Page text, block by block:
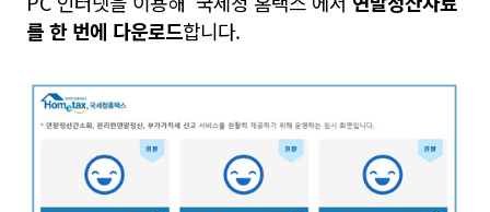
를 한 번에 다운로드합니다.